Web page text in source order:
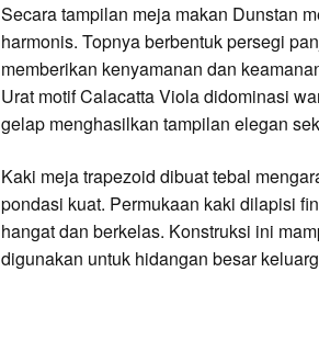
Secara tampilan meja makan Dunstan
harmonis. Topnya berbentuk persegi
memberikan kenyamanan dan
Urat motif Calacatta Viola didominasi
gelap menghasilkan tampilan elegan
Kaki meja trapezoid dibuat tebal
pondasi kuat. Permukaan kaki dilapisi
hangat dan berkelas. Konstruksi ini
digunakan untuk hidangan besar